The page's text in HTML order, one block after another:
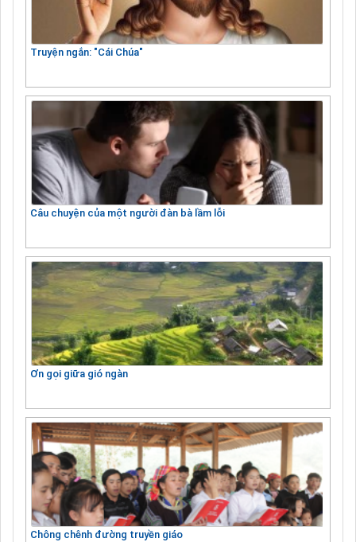
Truyện ngắn: "Cái Chúa"
Câu chuyện của một người đàn bà lầm lỗi
Ơn gọi giữa gió ngàn
Chông chênh đường truyền giáo